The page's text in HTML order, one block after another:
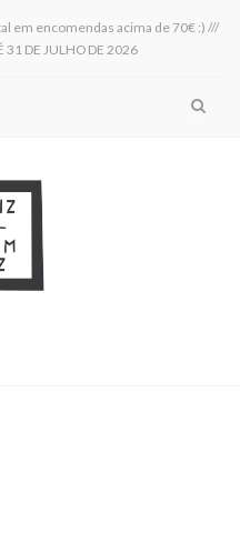
em encomendas acima de 70€ :) ///
31 DE JULHO DE 2026